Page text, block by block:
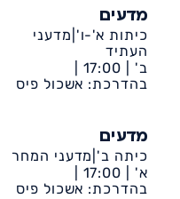
מדעים
כיתות א'-ו'|מדעני
העתיד
ב' | 17:00 |
דיונה-אשכול פיס
בהדרכת: אשכול פיס
מדעים
כיתה ב'|מדעני המחר
א' | 17:00 |
דיונה-אשכול פיס
בהדרכת: אשכול פיס